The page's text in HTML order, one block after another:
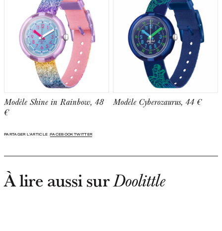
Modèle Shine in Rainbow, 48
€
Modèle Cyberozaurus, 44 €
PARTAGER L'ARTICLE :FACEBOOK TWITTER
À lire aussi surDoolittle